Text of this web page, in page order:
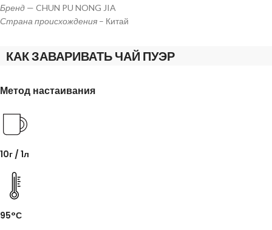
Бренд — CHUN PU NONG JIA
Страна происхождения – Китай
КАК ЗАВАРИВАТЬ ЧАЙ ПУЭР
Метод настаивания
10г / 1л
95°С